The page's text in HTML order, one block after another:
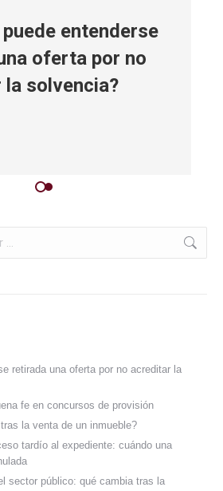
entenderse
oferta por no
solvencia?
retirada una oferta por no acreditar la
fe en concursos de provisión
la venta de un inmueble?
tardío al expediente: cuándo una
sector público: qué cambia tras la